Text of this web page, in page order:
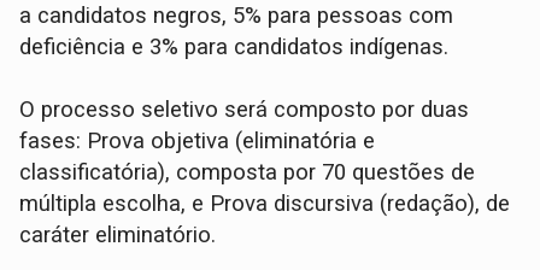
a candidatos negros, 5% para pessoas com
deficiência e 3% para candidatos indígenas.
O processo seletivo será composto por duas
fases: Prova objetiva (eliminatória e
classificatória), composta por 70 questões de
múltipla escolha, e Prova discursiva (redação), de
caráter eliminatório.